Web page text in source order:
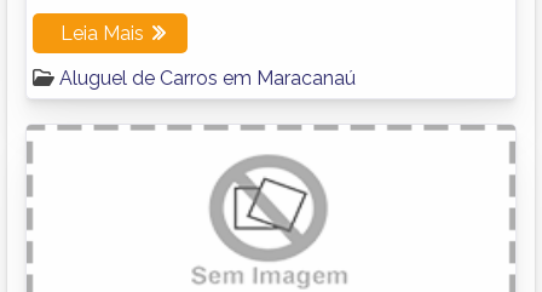
Leia Mais
Aluguel de Carros em Maracanaú